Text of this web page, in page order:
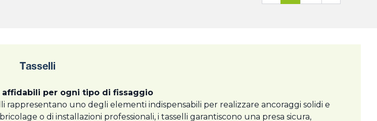
Tasselli
affidabili per ogni tipo di fissaggio
rappresentano uno degli elementi indispensabili per realizzare ancoraggi solidi e
o di installazioni professionali, i tasselli garantiscono una presa sicura,